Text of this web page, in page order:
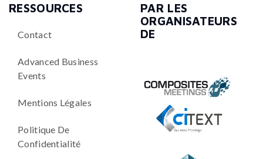
RESSOURCES
Contact
Advanced Business
Events
Mentions Légales
Politique De
Confidentialité
PAR LES
ORGANISATEURS
DE